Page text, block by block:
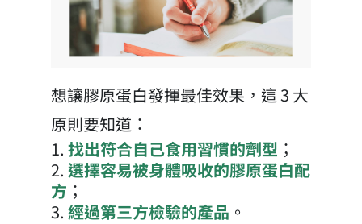
想讓膠原蛋白發揮最佳效果，這 3 大
原則要知道：
找出符合自己食用習慣的劑型 ；
選擇容易被身體吸收的膠原蛋白配
方 ；
經過第三方檢驗的產品 。